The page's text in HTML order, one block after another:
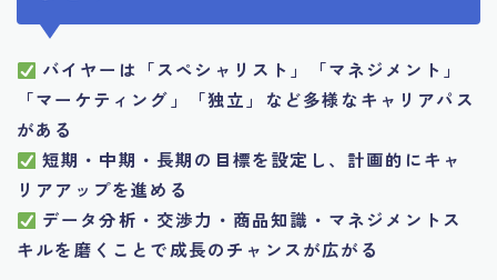
バイヤーは「スペシャリスト」「マネジメント」
「マーケティング」「独立」など多様なキャリアパス
がある
短期・中期・長期の目標を設定し、計画的にキャ
リアアップを進める
データ分析・交渉力・商品知識・マネジメントス
キルを磨くことで成長のチャンスが広がる